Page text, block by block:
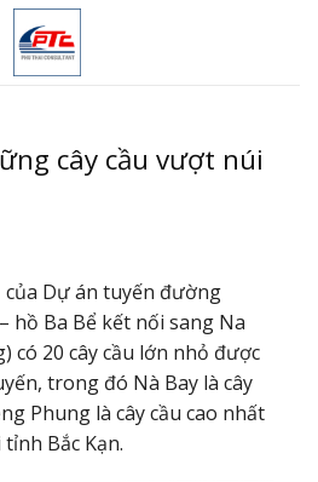
cây cầu vượt núi
của Dự án tuyến đường
hồ Ba Bể kết nối sang Na
có 20 cây cầu lớn nhỏ được
trong đó Nà Bay là cây
Phung là cây cầu cao nhất
Bắc Kạn.